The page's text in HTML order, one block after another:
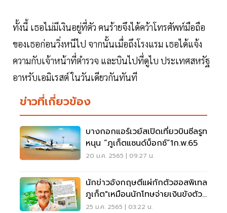
ทั้งนี้ เธอไม่มีเงินอยู่ที่ตัว คนร้ายจึงได้คว้าโทรศัพท์มือถือ
ของเธอก่อนวิ่งหนีไป จากนั้นเมื่อถึงโรงแรม เธอได้แจ้ง
ความกับเจ้าหน้าที่ตำรวจ และบินไปที่ดูไบ ประเทศสหรัฐ
อาหรับเอมิเรสต์ ในวันเดียวกันทันที
ข่าวที่เกี่ยวข้อง
บางกอกแอร์เวย์สเปิดเที่ยวบินซีลรูท
หนุน “ภูเก็ตแซนด์บ็อกซ์”1ก.พ.65
20 ม.ค. 2565 | 09:27 น.
นักข่าวอังกฤษตีแผ่กักตัวฮอสพิเทล
ภูเก็ต"เหมือนนักโทษจ่ายเงินขังตัว
เอง"
25 ม.ค. 2565 | 03:22 น.